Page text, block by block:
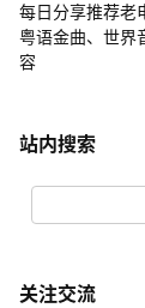
每日分享推荐老
粤语金曲、世界
容
站内搜索
关注交流